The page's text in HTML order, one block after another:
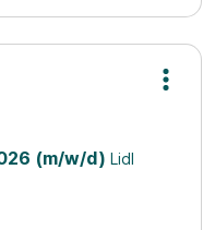
(m/w/d) Lidl